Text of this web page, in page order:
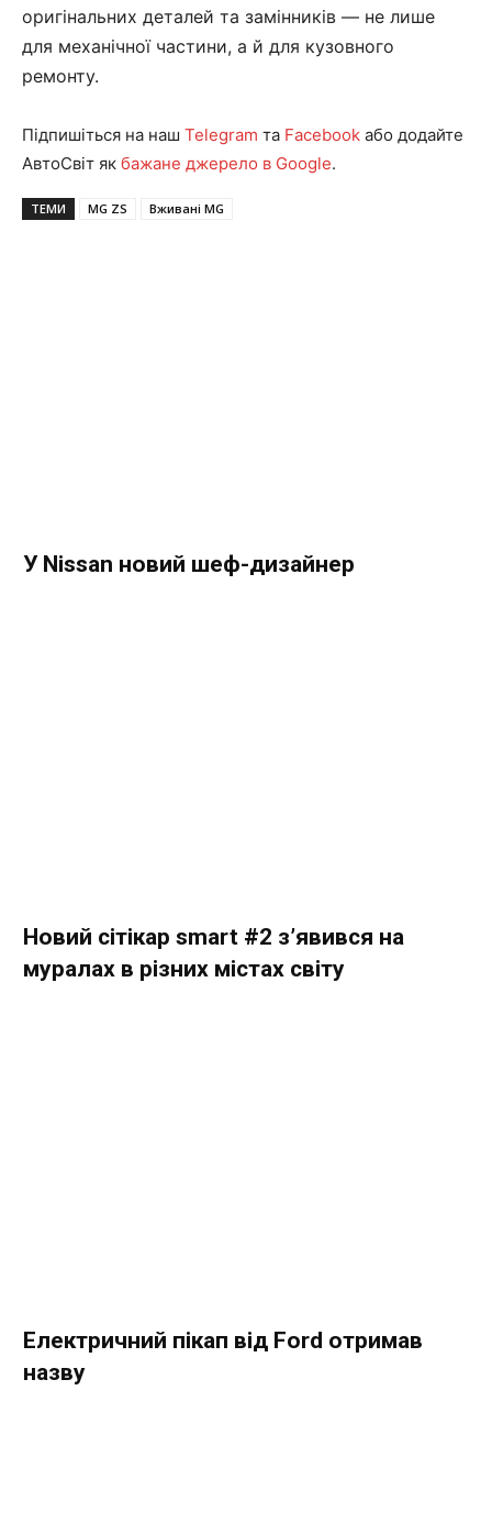
оригінальних деталей та замінників — не лише
для механічної частини, а й для кузовного
ремонту.
Підпишіться на наш Telegram та Facebook або додайте
АвтоСвіт як бажане джерело в Google.
ТЕМИ MG ZS Вживані MG
У Nissan новий шеф-дизайнер
Новий сітікар smart #2 з’явився на
муралах в різних містах світу
Електричний пікап від Ford отримав
назву